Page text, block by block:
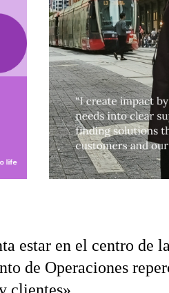
estar en el centro de
de Operaciones